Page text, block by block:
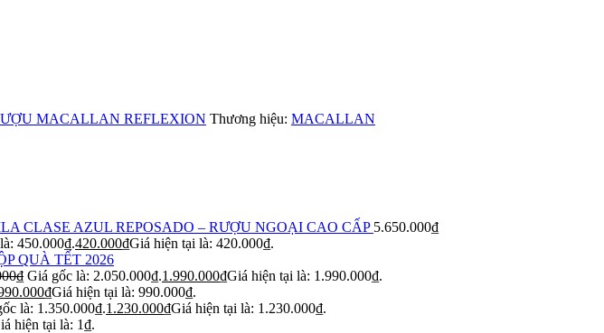
MACALLAN REFLEXION Thương hiệu: MACALLAN
CLASE AZUL REPOSADO – RƯỢU NGOẠI CAO CẤP 5.650.000₫
450.000₫.420.000₫Giá hiện tại là: 420.000₫.
QUÀ TẾT 2026
₫ Giá gốc là: 2.050.000₫.1.990.000₫Giá hiện tại là: 1.990.000₫.
₫Giá hiện tại là: 990.000₫.
là: 1.350.000₫.1.230.000₫Giá hiện tại là: 1.230.000₫.
hiện tại là: 1₫.